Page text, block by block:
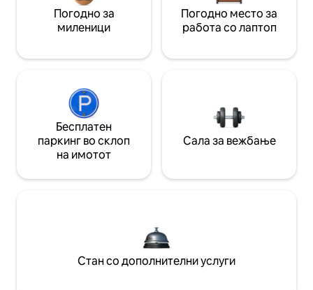
Погодно за
миленици
Погодно место за
работа со лаптоп
Бесплатен
паркинг во склоп
на имотот
Сала за вежбање
Стан со дополнителни услуги